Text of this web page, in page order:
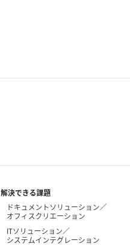
解決できる課題
ドキュメントソリューション／
オフィスクリエーション
ITソリューション／
システムインテグレーション